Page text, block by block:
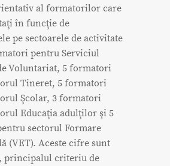
al formatorilor care
în funcţie de
pe sectoarele de activitate
pentru Serviciul
Voluntariat, 5 formatori
Tineret, 5 formatori
Şcolar, 3 formatori
Educaţia adulţilor şi 5
sectorul Formare
(VET). Aceste cifre sunt
principalul criteriu de